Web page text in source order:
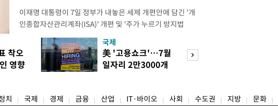
이재명 대통령이 7일 정부가 내놓은 세제 개편안에 담긴 '개
인종합자산관리계좌(ISA)' 개편 및 '주가 누르기 방지법
안'을 전면 재검토 할 것을 지시했다. 이 대통령은 이날 참모
들과의 상황 점검 회의에서 ISA 개편 방안 및 주가 누르기 방
지법안을 둘러싼 투자자들의 반발 등에 대한 내용을 보고 받
았다. 이 자리에서 이 대통령은 ISA 개편안과
착오
영향
국제
美 '고용쇼크'…7월
일자리 2만3000개
치 국제 경제 금융 산업 IT·바이오 사회 수도권 지방 문화